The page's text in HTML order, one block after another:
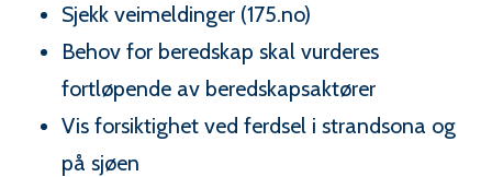
Sjekk veimeldinger (175.no)
Behov for beredskap skal vurderes
fortløpende av beredskapsaktører
Vis forsiktighet ved ferdsel i strandsona og
på sjøen